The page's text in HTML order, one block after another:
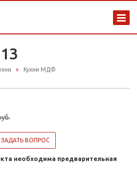
Кухни МДФ
ЗАДАТЬ ВОПРОС
необходима предварительная